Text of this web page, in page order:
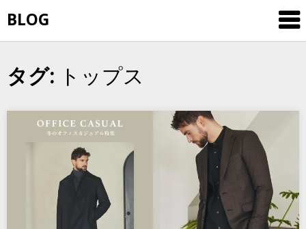
to
content
BLOG
タグ: トップス